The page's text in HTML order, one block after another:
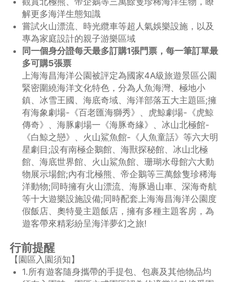
解更多海洋生態知識
嘗試火山漂流、時光纜車等超人氣娛樂設施，以及
專為家庭設計的親子游樂區域
同一個身分證每天最多訂購1張門票，每一筆訂單最
多可購5張票
上海海昌海洋公園被評定為國家4A級旅遊景區公園
緊密圍繞海洋文化特色，分為人魚海灣、極地小
鎮、冰雪王國、海底奇域、海洋部落五大主題區;擁
有海象劇場-《百老匯海獅秀》、虎鯨劇場-《虎鯨
傳奇》、海豚劇場一《海豚奇緣》、冰山北極館-
《白鯨之戀》、火山鯊魚館-《人魚童話》等六大明
星劇目;設有南極企鵝館、海獸探秘館、冰山北極
館、海底世界館、火山鯊魚館、珊瑚水母館六大動
物展示場館;內有北極熊、帝企鵝等三萬餘隻珍稀海
洋動物;同時擁有火山漂流、海豚過山車、深海奇航
等十大遊樂設施設備;同時配套上海海昌海洋公園度
假飯店、奧特曼主題飯店，擁有多種主題客房，為
遊客帶來精彩紛呈海洋夢幻之旅!
行前提醒
【園區入園須知】
1.所有遊客隨身攜帶的手提包、包裹及其他物品均